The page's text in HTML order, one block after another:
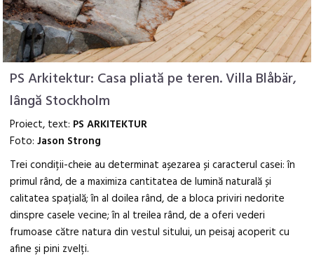
PS Arkitektur: Casa pliată pe teren. Villa Blåbär,
lângă Stockholm
Proiect, text: PS ARKITEKTUR
Foto:Jason Strong
Trei condiții-cheie au determinat așezarea și caracterul casei: în
primul rând, de a maximiza cantitatea de lumină naturală și
calitatea spațială; în al doilea rând, de a bloca priviri nedorite
dinspre casele vecine; în al treilea rând, de a oferi vederi
frumoase către natura din vestul sitului, un peisaj acoperit cu
afine și pini zvelți.